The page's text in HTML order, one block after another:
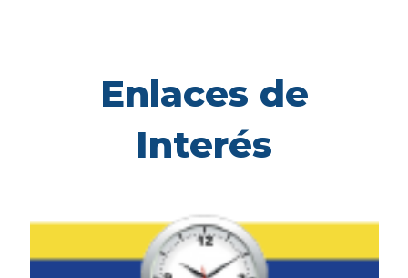
Enlaces de
Interés